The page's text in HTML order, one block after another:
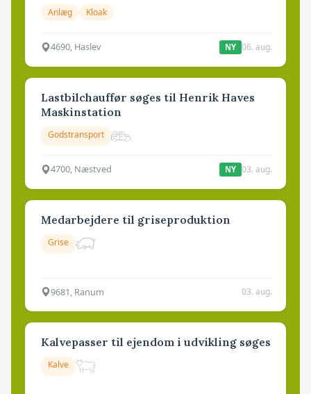
Anlæg Kloak
4690, Haslev NY 06. aug.
Lastbilchauffør søges til Henrik Haves
Maskinstation
Godstransport
4700, Næstved NY 03. aug.
Medarbejdere til griseproduktion
Grise
9681, Ranum 03. aug.
Kalvepasser til ejendom i udvikling søges
Kalve